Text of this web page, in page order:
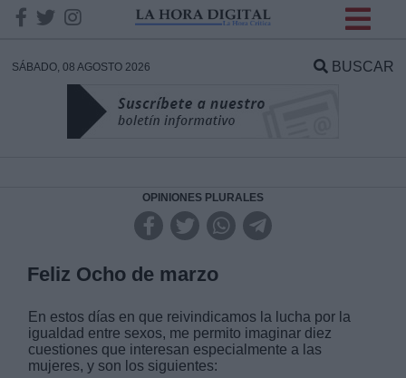
SÁBADO, 08 AGOSTO 2026 BUSCAR
OPINIONES PLURALES
Feliz Ocho de marzo
En estos días en que reivindicamos la lucha por la
igualdad entre sexos, me permito imaginar diez
cuestiones que interesan especialmente a las
mujeres, y son los siguientes:
DATOS
Responsable:
Legitimación:
Destinatarios: